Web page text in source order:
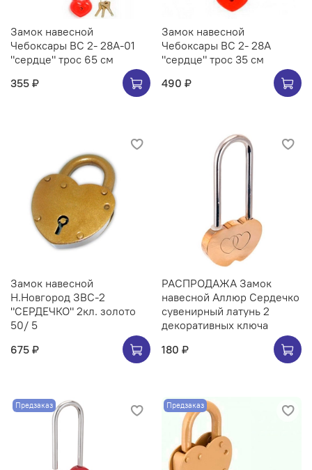
Замок навесной
Чебоксары ВС 2- 28А-01
"сердце" трос 65 см
355 ₽
Замок навесной
Чебоксары ВС 2- 28А
"сердце" трос 35 см
490 ₽
Замок навесной
Н.Новгород ЗВС-2
"СЕРДЕЧКО" 2кл. золото
50/ 5
675 ₽
РАСПРОДАЖА Замок
навесной Аллюр Сердечко
сувенирный латунь 2
декоративных ключа
180 ₽
Предзаказ Предзаказ